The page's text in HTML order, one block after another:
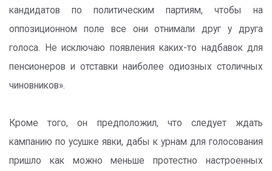
кандидатов по политическим партиям, чтобы на
оппозиционном поле все они отнимали друг у друга
голоса. Не исключаю появления каких-то надбавок для
пенсионеров и отставки наиболее одиозных столичных
чиновников».
Кроме того, он предположил, что следует ждать
кампанию по усушке явки, дабы к урнам для голосования
пришло как можно меньше протестно настроенных